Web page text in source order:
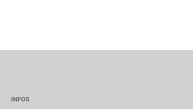
INFOS